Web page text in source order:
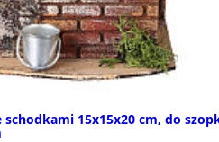
15x15x20 cm, do